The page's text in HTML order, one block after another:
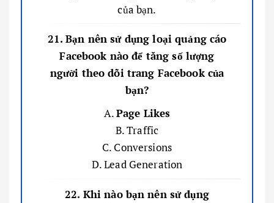
của bạn.
21. Bạn nên sử dụng loại quảng cáo
Facebook nào để tăng số lượng
người theo dõi trang Facebook của
bạn?
A.Page Likes
B. Traffic
C. Conversions
D. Lead Generation
22. Khi nào bạn nên sử dụng